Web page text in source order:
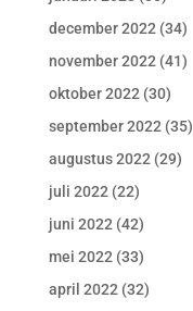
december 2022 (34)
november 2022 (41)
oktober 2022 (30)
september 2022 (35)
augustus 2022 (29)
juli 2022 (22)
juni 2022 (42)
mei 2022 (33)
april 2022 (32)